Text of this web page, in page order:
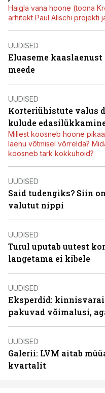
Haigla vana hoone (toona
arhitekt Paul Alischi projekti
UUDISED
Eluaseme kaaslaenust
meede
UUDISED
Korteriühistute valus
kulude
Millest koosneb hoone
laenu võtmisel võrrelda?
koosneb tark kokkuhoid?
UUDISED
Said tudengiks? Siin
valutut nippi
UUDISED
Turul uputab uutest
langetama ei kibele
UUDISED
Eksperdid:
pakuvad võimalusi,
UUDISED
Galerii: LVM aitab
kvartalit